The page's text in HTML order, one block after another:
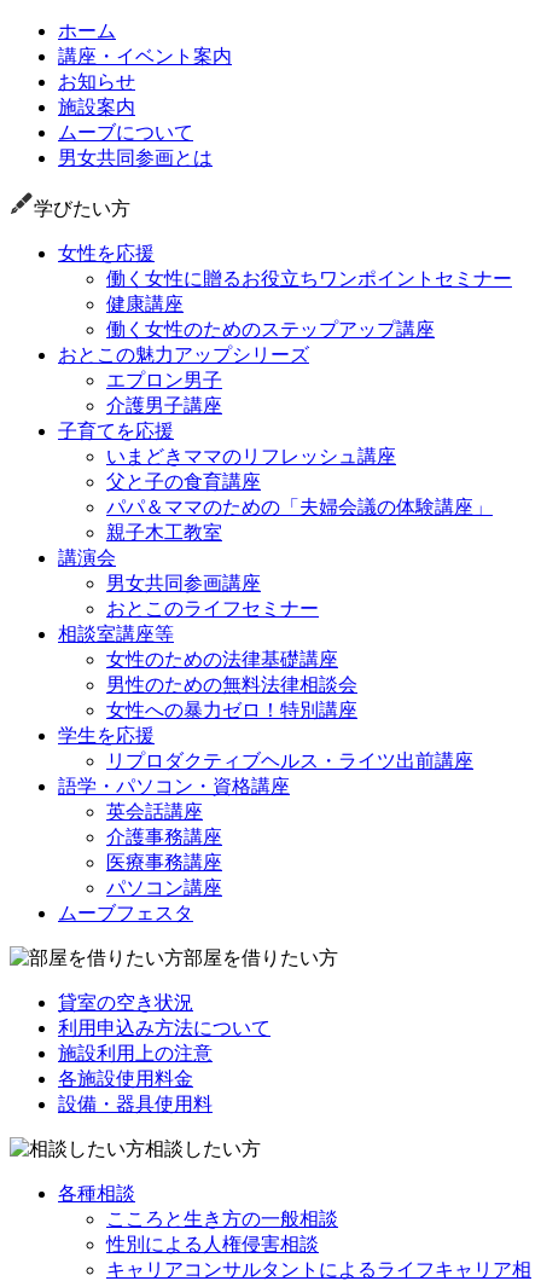
ホーム
講座・イベント案内
お知らせ
施設案内
ムーブについて
男女共同参画とは
学びたい方
女性を応援
働く女性に贈るお役立ちワンポイントセミナー
健康講座
働く女性のためのステップアップ講座
おとこの魅力アップシリーズ
エプロン男子
介護男子講座
子育てを応援
いまどきママのリフレッシュ講座
父と子の食育講座
パパ＆ママのための「夫婦会議の体験講座」
親子木工教室
講演会
男女共同参画講座
おとこのライフセミナー
相談室講座等
女性のための法律基礎講座
男性のための無料法律相談会
女性への暴力ゼロ！特別講座
学生を応援
リプロダクティブヘルス・ライツ出前講座
語学・パソコン・資格講座
英会話講座
介護事務講座
医療事務講座
パソコン講座
ムーブフェスタ
部屋を借りたい方
貸室の空き状況
利用申込み方法について
施設利用上の注意
各施設使用料金
設備・器具使用料
相談したい方
各種相談
こころと生き方の一般相談
性別による人権侵害相談
キャリアコンサルタントによるライフキャリア相